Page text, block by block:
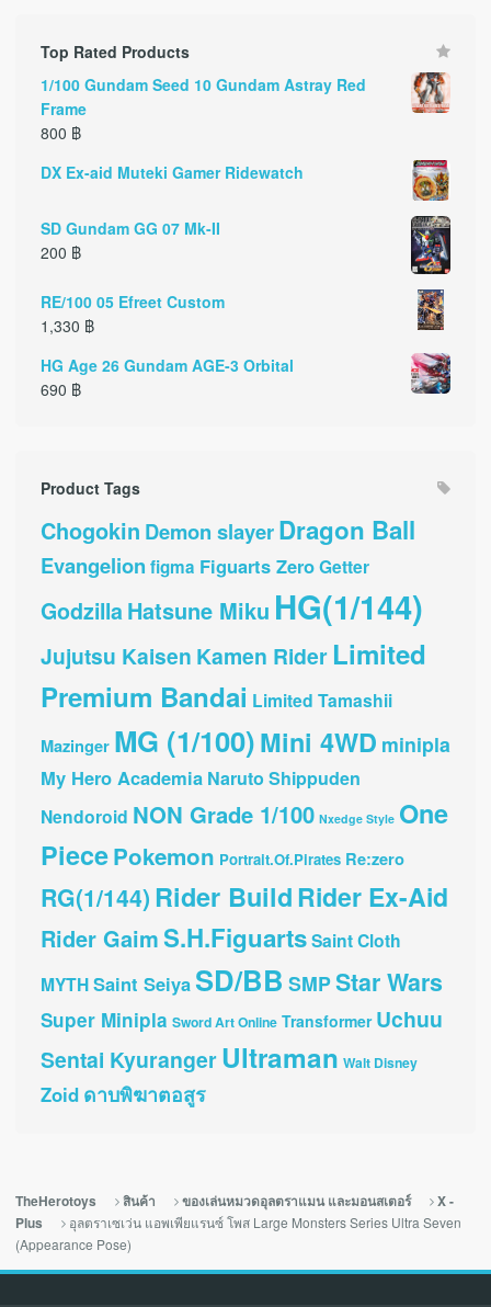
Top Rated Products
1/100 Gundam Seed 10 Gundam Astray Red
Frame
800 ฿
DX Ex-aid Muteki Gamer Ridewatch
SD Gundam GG 07 Mk-II
200 ฿
RE/100 05 Efreet Custom
1,330 ฿
HG Age 26 Gundam AGE-3 Orbital
690 ฿
Product Tags
Chogokin Demon slayerDragon Ball
Evangelion figma Figuarts ZeroGetter
GodzillaHatsune Miku HG(1/144)
Jujutsu Kaisen Kamen Rider Limited
Premium Bandai Limited Tamashii
Mazinger MG (1/100)Mini 4WD minipla
My Hero Academia Naruto Shippuden
Nendoroid NON Grade 1/100 Nxedge Style One
PiecePokemon Portrait.Of.Pirates Re:zero
RG(1/144)Rider BuildRider Ex-Aid
Rider GaimS.H.FiguartsSaint Cloth
MYTHSaint SeiyaSD/BB SMPStar Wars
Super Minipla Sword Art Online Transformer Uchuu
Sentai KyurangerUltraman Walt Disney
Zoid ดาบพิฆาตอสูร
TheHerotoys สินค้า ของเล่นหมวดอุลตราแมน และมอนสเตอร์
X -
Plus
อุลตราเซเว่น แอพเพียแรนซ์ โพส Large Monsters Series Ultra Seven
(Appearance Pose)